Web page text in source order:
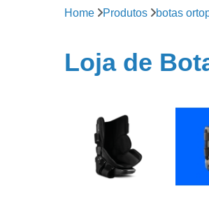
Home Produtos botas
Loja de